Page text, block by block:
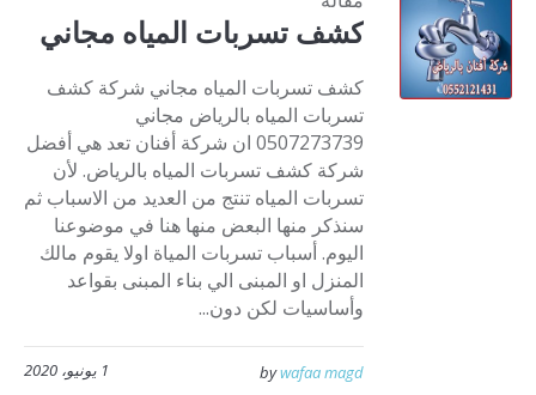
كشف تسربات المياه مجاني
كشف تسربات المياه مجاني شركة كشف
تسربات المياه بالرياض مجاني
0507273739 ان شركة أفنان تعد هي أفضل
شركة كشف تسربات المياه بالرياض. لأن
تسربات المياه تنتج من العديد من الاسباب ثم
سنذكر منها البعض منها هنا في موضوعنا
اليوم. أسباب تسربات المياة اولا يقوم مالك
المنزل او المبنى الي بناء المبنى بقواعد
وأساسيات لكن دون...
1 يونيو، 2020 bywafaa magd